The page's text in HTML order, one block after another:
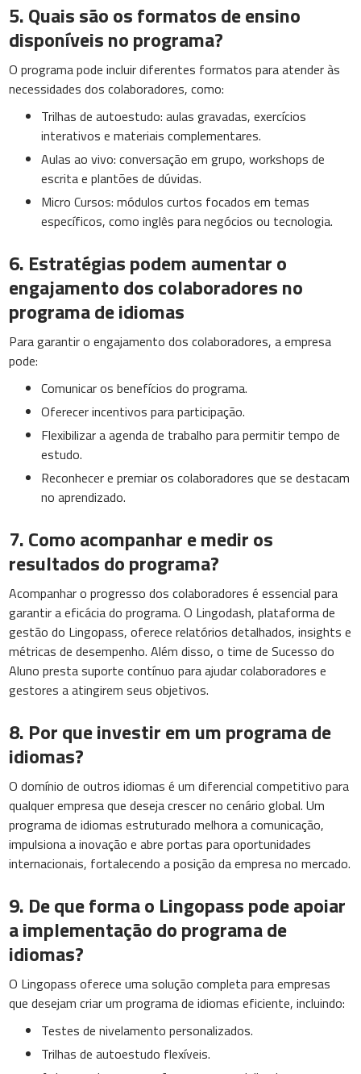
5. Quais são os formatos de ensino
disponíveis no programa?
O programa pode incluir diferentes formatos para atender às
necessidades dos colaboradores, como:
Trilhas de autoestudo: aulas gravadas, exercícios
interativos e materiais complementares.
Aulas ao vivo: conversação em grupo, workshops de
escrita e plantões de dúvidas.
Micro Cursos: módulos curtos focados em temas
específicos, como inglês para negócios ou tecnologia.
6. Estratégias podem aumentar o
engajamento dos colaboradores no
programa de idiomas
Para garantir o engajamento dos colaboradores, a empresa
pode:
Comunicar os benefícios do programa.
Oferecer incentivos para participação.
Flexibilizar a agenda de trabalho para permitir tempo de
estudo.
Reconhecer e premiar os colaboradores que se destacam
no aprendizado.
7. Como acompanhar e medir os
resultados do programa?
Acompanhar o progresso dos colaboradores é essencial para
garantir a eficácia do programa. O Lingodash, plataforma de
gestão do Lingopass, oferece relatórios detalhados, insights e
métricas de desempenho. Além disso, o time de Sucesso do
Aluno presta suporte contínuo para ajudar colaboradores e
gestores a atingirem seus objetivos.
8. Por que investir em um programa de
idiomas?
O domínio de outros idiomas é um diferencial competitivo para
qualquer empresa que deseja crescer no cenário global. Um
programa de idiomas estruturado melhora a comunicação,
impulsiona a inovação e abre portas para oportunidades
internacionais, fortalecendo a posição da empresa no mercado.
9. De que forma o Lingopass pode apoiar
a implementação do programa de
idiomas?
O Lingopass oferece uma solução completa para empresas
que desejam criar um programa de idiomas eficiente, incluindo:
Testes de nivelamento personalizados.
Trilhas de autoestudo flexíveis.